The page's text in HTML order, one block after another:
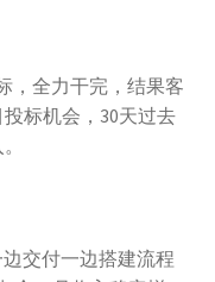
，全力干完，结果客
标机会，30天过去
交付一边搭建流程